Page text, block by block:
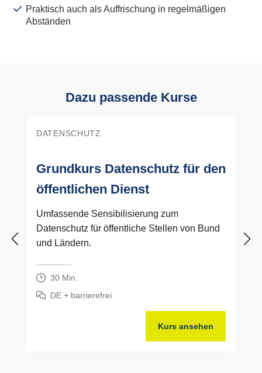
Praktisch auch als Auffrischung in regelmäßigen
Abständen
Dazu passende Kurse
DATENSCHUTZ
Grundkurs Datenschutz für den
öffentlichen Dienst
Umfassende Sensibilisierung zum
Datenschutz für öffentliche Stellen von Bund
und Ländern.
30 Min.
DE + barrierefrei
Kurs ansehen